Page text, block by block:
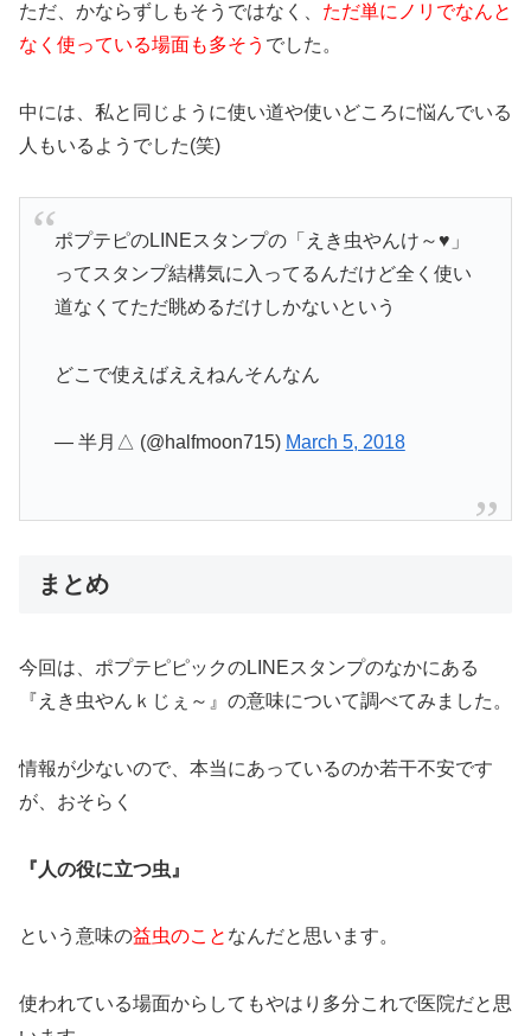
ただ、かならずしもそうではなく、 ただ単にノリでなんと
なく使っている場面も多そう でした。
中には、私と同じように使い道や使いどころに悩んでいる
人もいるようでした(笑)
ポプテピのLINEスタンプの「えき虫やんけ～♥️」
ってスタンプ結構気に入ってるんだけど全く使い
道なくてただ眺めるだけしかないという
どこで使えばええねんそんなん
— 半月△ (@halfmoon715) March 5, 2018
まとめ
今回は、ポプテピピックのLINEスタンプのなかにある
『えき虫やんｋじぇ～』の意味について調べてみました。
情報が少ないので、本当にあっているのか若干不安です
が、おそらく
『人の役に立つ虫』
という意味の益虫のこと なんだと思います。
使われている場面からしてもやはり多分これで医院だと思